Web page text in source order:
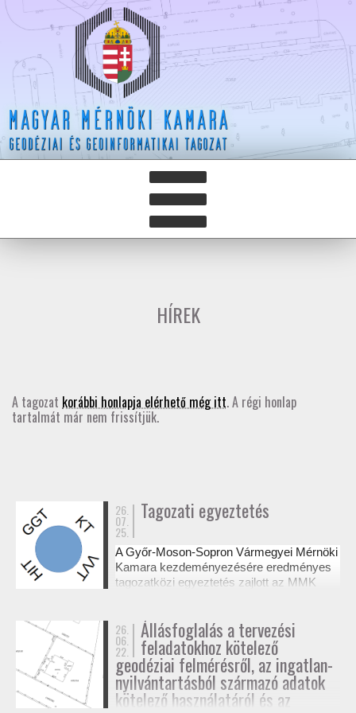
TOVÁBBKÉPZÉSEK
ELNÖKSÉG
MUNKATERVEK, BESZÁMOLÓK
HATÁROZATOK
JOGSZABÁLYOK, SZABÁLYZATOK, SZABVÁNYOK
NÉVJEGYZÉK
SEGÉDLETEK / FAP
HÍREK
A tagozat korábbi honlapja elérhető még itt. A régi honlap
tartalmát már nem frissítjük.
26.
07.
25.
Tagozati egyeztetés
A Győr-Moson-Sopron Vármegyei Mérnöki
Kamara kezdeményezésére eredményes
tagozatközi egyeztetés zajlott az MMK
dokumentációk jogosultsági kérdéseiről. A
résztvevő tagozatok a 327/2015. (XI. 10.)
Korm. rendelet alapján tisztázták a
kompetenciahatárokat, és a jövőben közös
workshopok formájában folytatják a
szakmai együttműködést.
26.
06.
22.
Állásfoglalás a tervezési
feladatokhoz kötelező
geodéziai felmérésről, az ingatlan-
nyilvántartásból származó adatok
kötelező használatáról és az